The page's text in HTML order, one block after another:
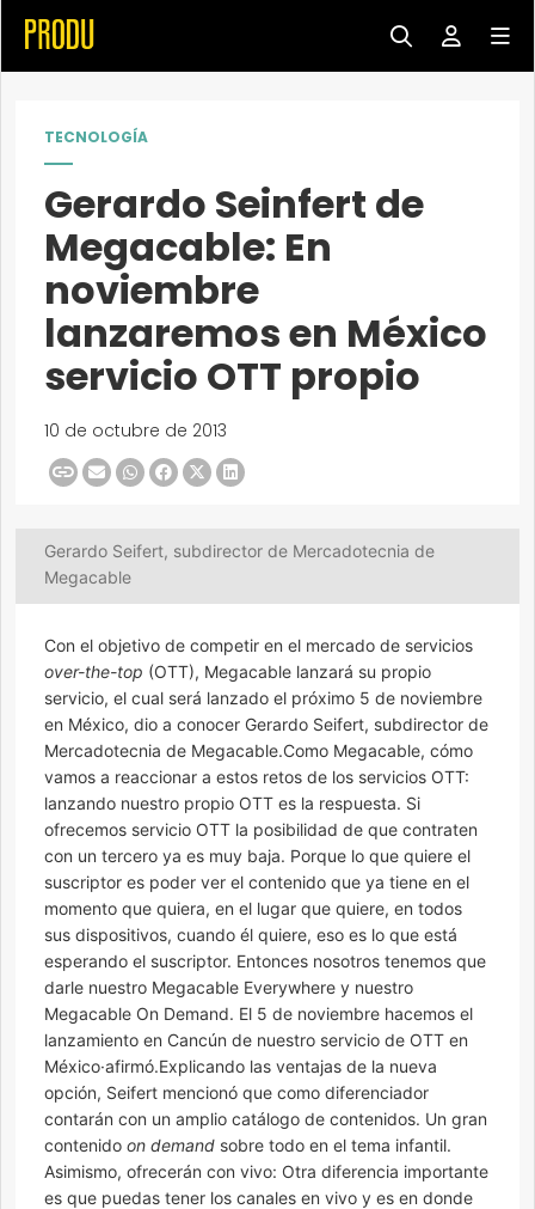
TECNOLOGÍA
Gerardo Seinfert de
Megacable: En
noviembre
lanzaremos en México
servicio OTT propio
10 de octubre de 2013
Gerardo Seifert, subdirector de Mercadotecnia de
Megacable
Con el objetivo de competir en el mercado de servicios
over-the-top (OTT), Megacable lanzará su propio
servicio, el cual será lanzado el próximo 5 de noviembre
en México, dio a conocer Gerardo Seifert, subdirector de
Mercadotecnia de Megacable.Como Megacable, cómo
vamos a reaccionar a estos retos de los servicios OTT:
lanzando nuestro propio OTT es la respuesta. Si
ofrecemos servicio OTT la posibilidad de que contraten
con un tercero ya es muy baja. Porque lo que quiere el
suscriptor es poder ver el contenido que ya tiene en el
momento que quiera, en el lugar que quiere, en todos
sus dispositivos, cuando él quiere, eso es lo que está
esperando el suscriptor. Entonces nosotros tenemos que
darle nuestro Megacable Everywhere y nuestro
Megacable On Demand. El 5 de noviembre hacemos el
lanzamiento en Cancún de nuestro servicio de OTT en
México·afirmó.Explicando las ventajas de la nueva
opción, Seifert mencionó que como diferenciador
contarán con un amplio catálogo de contenidos. Un gran
contenido on demand sobre todo en el tema infantil.
Asimismo, ofrecerán con vivo: Otra diferencia importante
es que puedas tener los canales en vivo y es en donde